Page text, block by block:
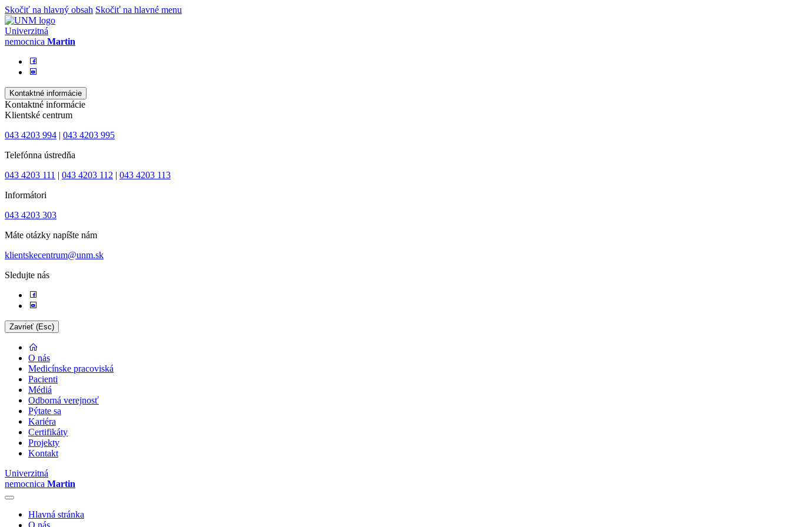
Skočiť na hlavný obsah Skočiť na hlavné menu
Univerzitná
nemocnica Martin
Kontaktné informácie
Kontaktné informácie
Klientské centrum
043 4203 994 | 043 4203 995
Telefónna ústredňa
043 4203 111 | 043 4203 112 | 043 4203 113
Informátori
043 4203 303
Máte otázky napíšte nám
klientskecentrum@unm.sk
Sledujte nás
Zavrieť (Esc)
O nás
Medicínske pracoviská
Pacienti
Médiá
Odborná verejnosť
Pýtate sa
Kariéra
Certifikáty
Projekty
Kontakt
Univerzitná
nemocnica Martin
Hlavná stránka
O nás